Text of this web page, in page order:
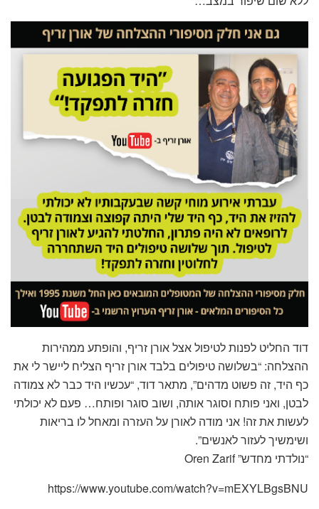
דוד החליט לפנות לטיפול אצל אורן זריף, והופתע ממהירות
ההצלחה: “בשלושה טיפולים בלבד אורן זריף הצליח ליישר לי את
כף היד, זה פשוט מדהים”, מתאר דוד, “עכשיו היד כבר לא צמודה
לבטן, ואני פותח וסוגר אותה, ושוב סוגר ופותח… פעם לא יכולתי
לעשות את זה! אני מודה לאורן על העזרה ומאחל לו בריאות
ושימשיך לעזור לאנשים”.
“נולדתי מחדש” Oren Zarif
https://www.youtube.com/watch?v=mEXYLBgsBNU